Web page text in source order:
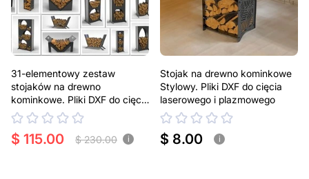
31-elementowy zestaw
stojaków na drewno
kominkowe. Pliki DXF do cięcia
laserowego i plazmowego
$ 115.00 $ 230.00 i
Stojak na drewno kominkowe
Stylowy. Pliki DXF do cięcia
laserowego i plazmowego
$ 8.00 i